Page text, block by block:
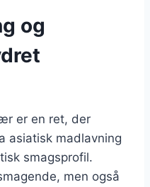
og
er en ret, der
asiatisk madlavning
smagsprofil.
men også